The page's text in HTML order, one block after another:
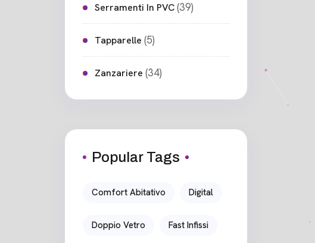
Serramenti In PVC(39)
Tapparelle (5)
Zanzariere (34)
Popular Tags
Comfort Abitativo Digital
Doppio Vetro Fast Infissi